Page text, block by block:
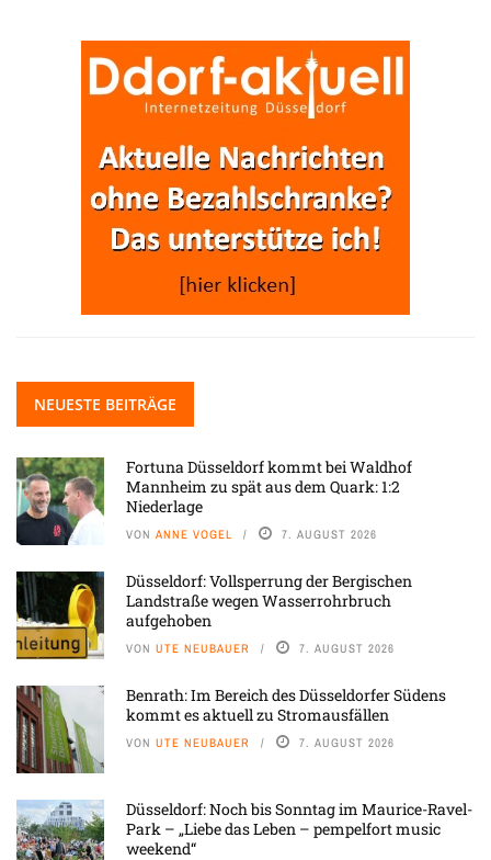
NEUESTE BEITRÄGE
Fortuna Düsseldorf kommt bei Waldhof
Mannheim zu spät aus dem Quark: 1:2
Niederlage
VON ANNE VOGEL 7. AUGUST 2026
Düsseldorf: Vollsperrung der Bergischen
Landstraße wegen Wasserrohrbruch
aufgehoben
VON UTE NEUBAUER 7. AUGUST 2026
Benrath: Im Bereich des Düsseldorfer Südens
kommt es aktuell zu Stromausfällen
VON UTE NEUBAUER 7. AUGUST 2026
Düsseldorf: Noch bis Sonntag im Maurice-Ravel-
Park – „Liebe das Leben – pempelfort music
weekend“